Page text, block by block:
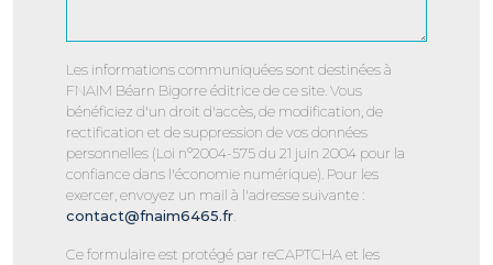
Les informations communiquées sont destinées à
FNAIM Béarn Bigorre éditrice de ce site. Vous
bénéficiez d'un droit d'accès, de modification, de
rectification et de suppression de vos données
personnelles (Loi n°2004-575 du 21 juin 2004 pour la
confiance dans l'économie numérique). Pour les
exercer, envoyez un mail à l'adresse suivante :
contact@fnaim6465.fr
Ce formulaire est protégé par reCAPTCHA et les